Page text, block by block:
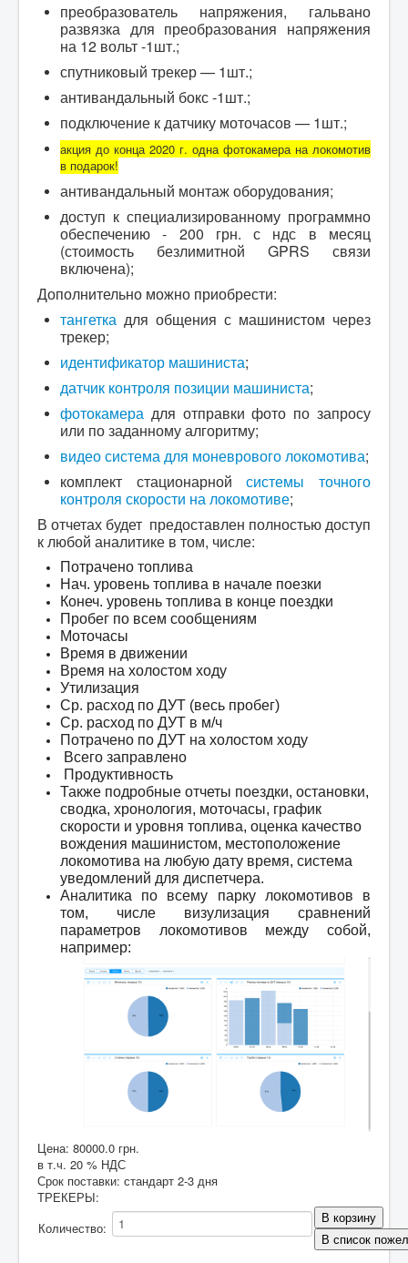
преобразователь напряжения, гальвано
развязка для преобразования напряжения
на 12 вольт -1шт.;
спутниковый трекер — 1шт.;
антивандальный бокс -1шт.;
подключение к датчику моточасов — 1шт.;
акция до конца 2020 г. одна фотокамера на локомотив
в подарок!
антивандальный монтаж оборудования;
доступ к специализированному программно
обеспечению - 200 грн. с ндс в месяц
(стоимость безлимитной GPRS связи
включена);
Дополнительно можно приобрести:
тангетка для общения с машинистом через
трекер;
идентификатор машиниста;
датчик контроля позиции машиниста;
фотокамера для отправки фото по запросу
или по заданному алгоритму;
видео система для моневрового локомотива;
комплект стационарнойсистемы точного
контроля скорости на локомотиве;
В отчетах будет предоставлен полностью доступ
к любой аналитике в том, числе:
Потрачено топлива
Нач. уровень топлива в начале поезки
Конеч. уровень топлива в конце поездки
Пробег по всем сообщениям
Моточасы
Время в движении
Время на холостом ходу
Утилизация
Ср. расход по ДУТ (весь пробег)
Ср. расход по ДУТ в м/ч
Потрачено по ДУТ на холостом ходу
Всего заправлено
Продуктивность
Также подробные отчеты поездки, остановки,
сводка, хронология, моточасы, график
скорости и уровня топлива, оценка качество
вождения машинистом, местоположение
локомотива на любую дату время, система
уведомлений для диспетчера.
Аналитика по всему парку локомотивов в
том, числе визулизация сравнений
параметров локомотивов между собой,
например:
Цена: 80000.0 грн.
в т.ч. 20 % НДС
Срок поставки: стандарт 2-3 дня
ТРЕКЕРЫ:
Количество: